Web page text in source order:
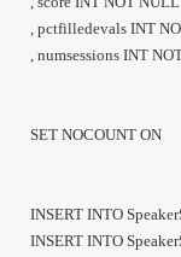
, pctfilledevals INT
, numsessions INT
SET NOCOUNT ON
INSERT INTO
INSERT INTO